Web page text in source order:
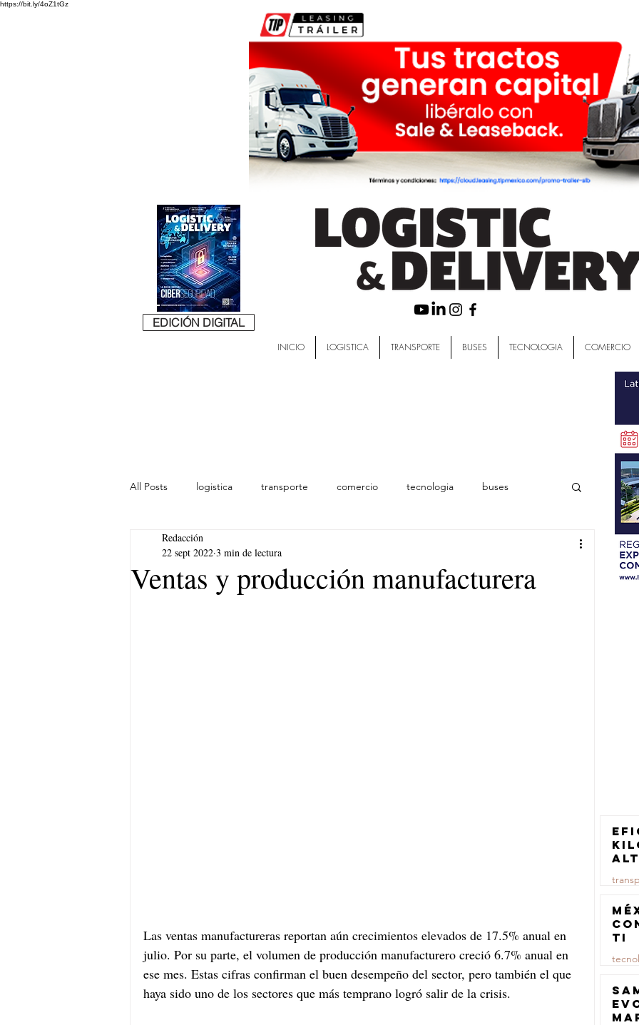
https://bit.ly/4oZ1tGz
EDICIÓN DIGITAL
INICIO LOGISTICA TRANSPORTE BUSES TECNOLOGIA COMERCIO
All Posts logistica transporte comercio tecnologia buses
lideres
Ventas y producción manufacturera
Redacción
22 sept 2022 3 min de lectura
Las ventas manufactureras reportan aún crecimientos elevados de 17.5% anual en
julio. Por su parte, el volumen de producción manufacturero creció 6.7% anual en
ese mes. Estas cifras confirman el buen desempeño del sector, pero también el que
haya sido uno de los sectores que más temprano logró salir de la crisis.
23 jul
TI
23 jul